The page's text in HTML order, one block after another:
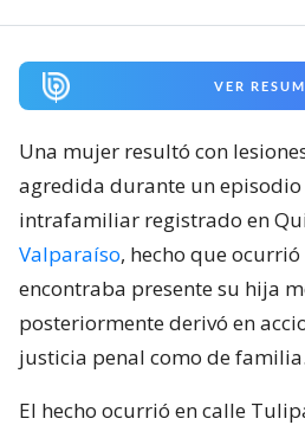
VER
Una mujer resultó con
agredida durante un episodio
intrafamiliar registrado en
Valparaíso, hecho que
encontraba presente su hija
posteriormente derivó en
justicia penal como de familia.
El hecho ocurrió en calle